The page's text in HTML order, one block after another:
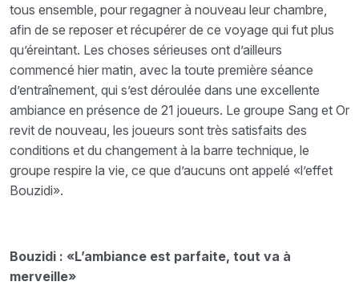
tous ensemble, pour regagner à nouveau leur chambre,
afin de se reposer et récupérer de ce voyage qui fut plus
qu’éreintant. Les choses sérieuses ont d’ailleurs
commencé hier matin, avec la toute première séance
d’entraînement, qui s’est déroulée dans une excellente
ambiance en présence de 21 joueurs. Le groupe Sang et Or
revit de nouveau, les joueurs sont très satisfaits des
conditions et du changement à la barre technique, le
groupe respire la vie, ce que d’aucuns ont appelé «l’effet
Bouzidi».
Bouzidi : «L’ambiance est parfaite, tout va à
merveille»